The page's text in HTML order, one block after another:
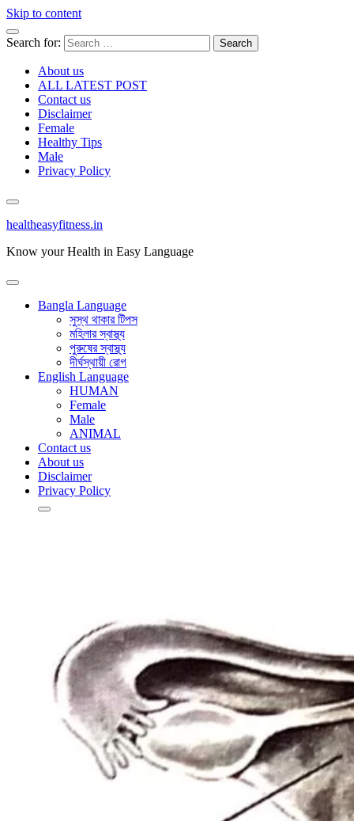
Skip to content
Search for:
About us
ALL LATEST POST
Contact us
Disclaimer
Female
Healthy Tips
Male
Privacy Policy
healtheasyfitness.in
Know your Health in Easy Language
Bangla Language
সুস্থ থাকার টিপস
মহিলার স্বাস্থ্য
পুরুষের স্বাস্থ্য
দীর্ঘস্থায়ী রোগ
English Language
HUMAN
Female
Male
ANIMAL
Contact us
About us
Disclaimer
Privacy Policy